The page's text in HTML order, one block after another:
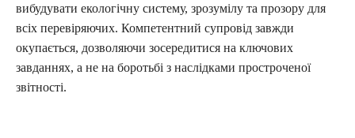
вибудувати екологічну систему, зрозумілу та прозору для
всіх перевіряючих. Компетентний супровід завжди
окупається, дозволяючи зосередитися на ключових
завданнях, а не на боротьбі з наслідками простроченої
звітності.